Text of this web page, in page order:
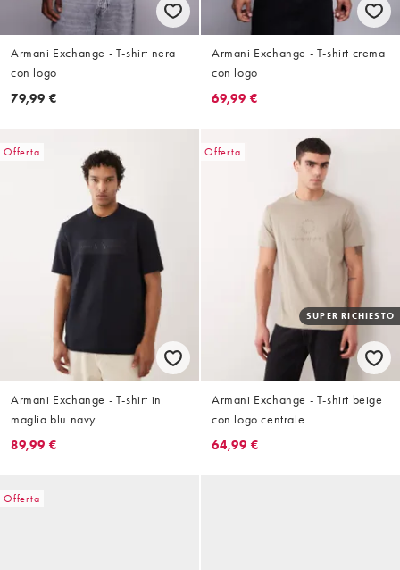
Armani Exchange - T-shirt nera
con logo
79,99 €
Armani Exchange - T-shirt crema
con logo
69,99 €
Offerta
Armani Exchange - T-shirt in
maglia blu navy
89,99 €
Offerta
SUPER RICHIESTO
Armani Exchange - T-shirt beige
con logo centrale
64,99 €
Offerta